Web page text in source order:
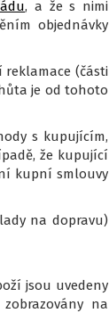
, a že s nimi
objednávky
(části
je od tohoto
s kupujícím,
že kupující
kupní smlouvy
na dopravu)
jsou uvedeny
na